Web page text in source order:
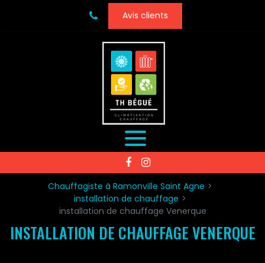
Avis clients
Chauffagiste à Ramonville Saint Agne
installation de chauffage
installation de chauffage Venerque
INSTALLATION DE CHAUFFAGE VENERQUE
Panneau de gestion des cookies